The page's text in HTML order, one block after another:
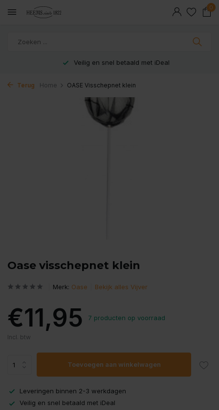
0
Veilig en snel betaald met iDeal
Terug Home OASE Visschepnet klein
Oase visschepnet klein
Merk: Oase Bekijk alles Vijver
€11,95 7 producten op voorraad
Incl. btw
Toevoegen aan winkelwagen
Leveringen binnen 2-3 werkdagen
Veilig en snel betaald met iDeal